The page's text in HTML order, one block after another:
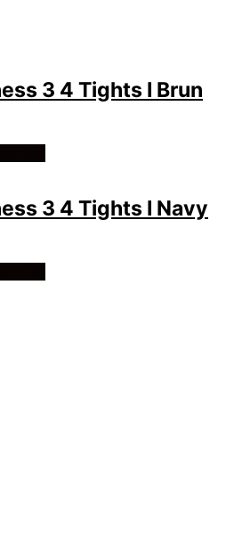
3 4 Tights I Brun
3 4 Tights I Navy